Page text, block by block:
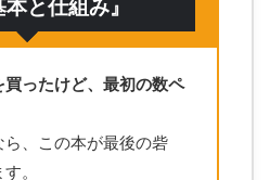
と仕組み』
買ったけど、最初の数ペ
ら、この本が最後の砦
。